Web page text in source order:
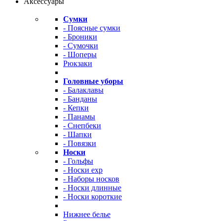
Сумки
- Поясные сумки
- Броники
- Сумочки
- Шоперы
Рюкзаки
Головные уборы
- Балаклавы
- Банданы
- Кепки
- Панамы
- Снепбеки
- Шапки
- Повязки
Носки
- Гольфы
- Носки exp
- Наборы носков
- Носки длинные
- Носки короткие
Нижнее белье